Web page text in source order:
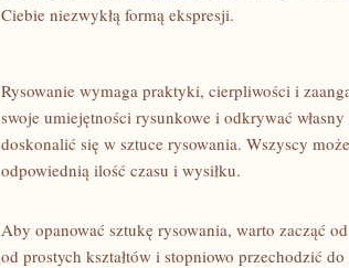
Ciebie niezwykłą formą ekspresji.
Rysowanie wymaga​ praktyki, cierpliwości i
swoje umiejętności ‌rysunkowe i ⁤odkrywać
doskonalić się w sztuce rysowania. Wszyscy
odpowiednią ilość czasu i wysiłku.
Aby opanować sztukę rysowania, warto⁢ zacząć
od⁣ prostych kształtów ⁢i stopniowo przechodzić